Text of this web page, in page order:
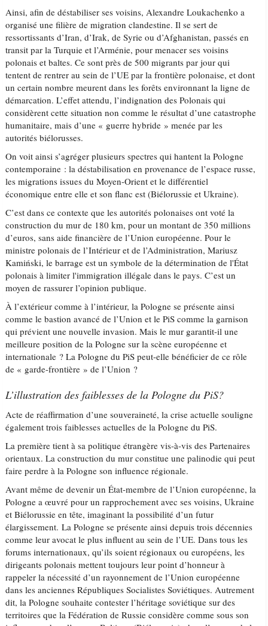
Ainsi, afin de déstabiliser ses voisins, Alexandre Loukachenko a
organisé une filière de migration clandestine. Il se sert de
ressortissants d’Iran, d’Irak, de Syrie ou d’Afghanistan, passés en
transit par la Turquie et l’Arménie, pour menacer ses voisins
polonais et baltes. Ce sont près de 500 migrants par jour qui
tentent de rentrer au sein de l’UE par la frontière polonaise, et dont
un certain nombre meurent dans les forêts environnant la ligne de
démarcation. L’effet attendu, l’indignation des Polonais qui
considèrent cette situation non comme le résultat d’une catastrophe
humanitaire, mais d’une « guerre hybride » menée par les
autorités biélorusses.
On voit ainsi s’agréger plusieurs spectres qui hantent la Pologne
contemporaine : la déstabilisation en provenance de l’espace russe,
les migrations issues du Moyen-Orient et le différentiel
économique entre elle et son flanc est (Biélorussie et Ukraine).
C’est dans ce contexte que les autorités polonaises ont voté la
construction du mur de 180 km, pour un montant de 350 millions
d’euros, sans aide financière de l’Union européenne. Pour le
ministre polonais de l’Intérieur et de l’Administration, Mariusz
Kamiński, le barrage est un symbole de la détermination de l'État
polonais à limiter l'immigration illégale dans le pays. C’est un
moyen de rassurer l’opinion publique.
À l’extérieur comme à l’intérieur, la Pologne se présente ainsi
comme le bastion avancé de l’Union et le PiS comme la garnison
qui prévient une nouvelle invasion. Mais le mur garantit-il une
meilleure position de la Pologne sur la scène européenne et
internationale ? La Pologne du PiS peut-elle bénéficier de ce rôle
de « garde-frontière » de l’Union ?
L’illustration des faiblesses de la Pologne du PiS?
Acte de réaffirmation d’une souveraineté, la crise actuelle souligne
également trois faiblesses actuelles de la Pologne du PiS.
La première tient à sa politique étrangère vis-à-vis des Partenaires
orientaux. La construction du mur constitue une palinodie qui peut
faire perdre à la Pologne son influence régionale.
Avant même de devenir un État-membre de l’Union européenne, la
Pologne a œuvré pour un rapprochement avec ses voisins, Ukraine
et Biélorussie en tête, imaginant la possibilité d’un futur
élargissement. La Pologne se présente ainsi depuis trois décennies
comme leur avocat le plus influent au sein de l’UE. Dans tous les
forums internationaux, qu’ils soient régionaux ou européens, les
dirigeants polonais mettent toujours leur point d’honneur à
rappeler la nécessité d’un rayonnement de l’Union européenne
dans les anciennes Républiques Socialistes Soviétiques. Autrement
dit, la Pologne souhaite contester l’héritage soviétique sur des
territoires que la Fédération de Russie considère comme sous son